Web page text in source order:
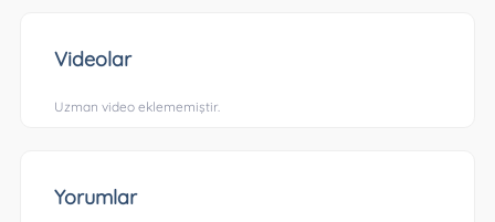
Videolar
Uzman video eklememiştir.
Yorumlar